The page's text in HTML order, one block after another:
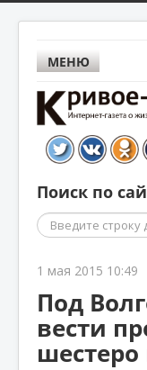
МЕНЮ
Поиск по
Поиск
1 мая 2015 10:49
Под
вести